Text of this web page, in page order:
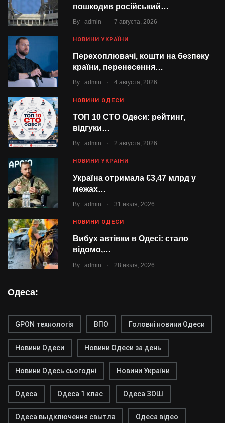
пошкодив російський…
By admin . 7 августа, 2026
НОВИНИ УКРАЇНИ
Перехоплювачі, кошти на безпеку
країни, перенесення…
By admin . 4 августа, 2026
НОВИНИ ОДЕСИ
ТОП 10 СТО Одеси: рейтинг,
відгуки…
By admin . 2 августа, 2026
НОВИНИ УКРАЇНИ
Україна отримала €3,47 млрд у
межах…
By admin . 31 июля, 2026
НОВИНИ ОДЕСИ
Вибух автівки в Одесі: стало
відомо,…
By admin . 28 июля, 2026
Одеса:
GPON технологія ВПО Головні новини Одеси
Новини Одеси Новини Одеси за день
Новини Одесь сьогодні Новини України
Одеса Одеса 1 клас Одеса ЗОШ
Одеса выдключення свытла Одеса відео